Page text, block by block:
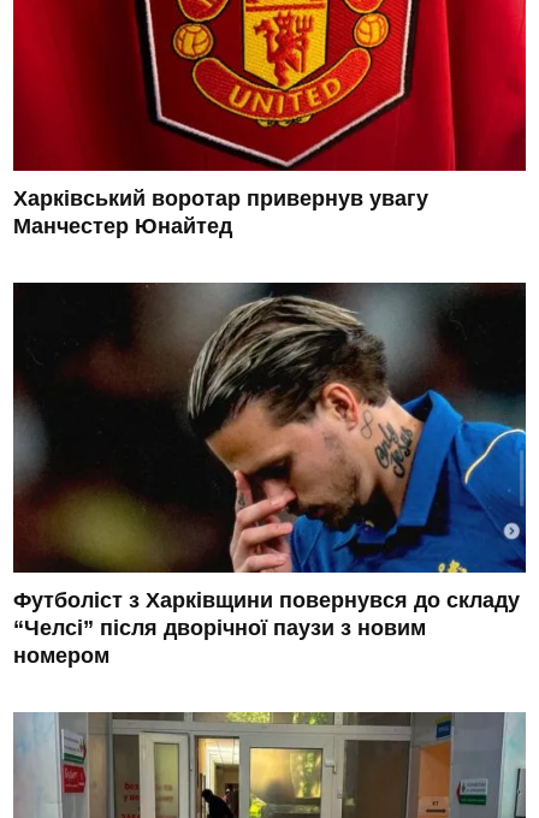
Харківський воротар привернув увагу
Манчестер Юнайтед
Футболіст з Харківщини повернувся до складу
“Челсі” після дворічної паузи з новим
номером